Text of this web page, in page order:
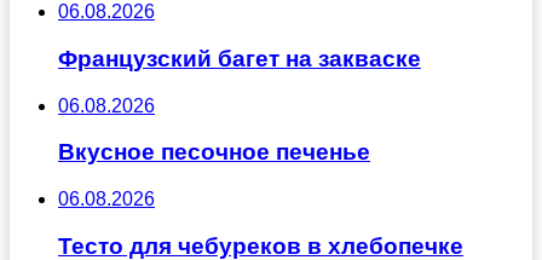
06.08.2026
Французский багет на закваске
06.08.2026
Вкусное песочное печенье
06.08.2026
Тесто для чебуреков в хлебопечке